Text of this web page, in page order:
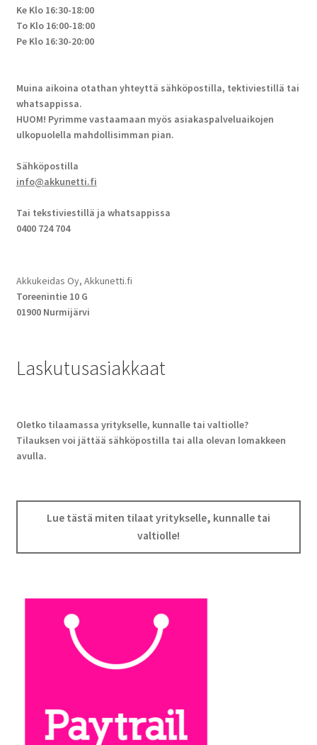
Ke Klo 16:30-18:00
To Klo 16:00-18:00
Pe Klo 16:30-20:00
Muina aikoina otathan yhteyttä sähköpostilla, tektiviestillä tai
whatsappissa.
HUOM! Pyrimme vastaamaan myös asiakaspalveluaikojen
ulkopuolella mahdollisimman pian.
Sähköpostilla
info@akkunetti.fi
Tai tekstiviestillä ja whatsappissa
0400 724 704
Akkukeidas Oy, Akkunetti.fi
Toreenintie 10 G
01900 Nurmijärvi
Laskutusasiakkaat
Oletko tilaamassa yritykselle, kunnalle tai valtiolle?
Tilauksen voi jättää sähköpostilla tai alla olevan lomakkeen
avulla.
Lue tästä miten tilaat yritykselle, kunnalle tai
valtiolle!